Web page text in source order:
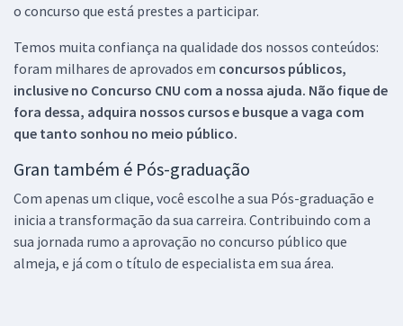
o concurso que está prestes a participar.
Temos muita confiança na qualidade dos nossos conteúdos:
foram milhares de aprovados em concursos públicos,
inclusive no Concurso CNU com a nossa ajuda. Não fique de
fora dessa, adquira nossos cursos e busque a vaga com
que tanto sonhou no meio público.
Gran também é Pós-graduação
Com apenas um clique, você escolhe a sua Pós-graduação e
inicia a transformação da sua carreira. Contribuindo com a
sua jornada rumo a aprovação no concurso público que
almeja, e já com o título de especialista em sua área.